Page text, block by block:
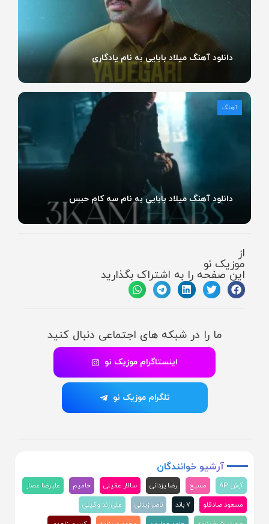
دانلود آهنگ میلاد بابایی به نام یادگاری
دانلود آهنگ میلاد بابایی به نام سه کام حبس
آهنگ
از
موزیک نو
این صفحه را به اشتراک بگذارید
ما را در شبکه های اجتماعی دنبال کنید
اینستاگرام موزیک نو
تلگرام موزیک نو
آرشیو خوانندگان
آرش AP مسیح رضا یزدانی سالار عقیلی حامیم
علیرضا عصار
مسعود صادقلو
۷ باند ناصر زینلی
علی زند وکیلی